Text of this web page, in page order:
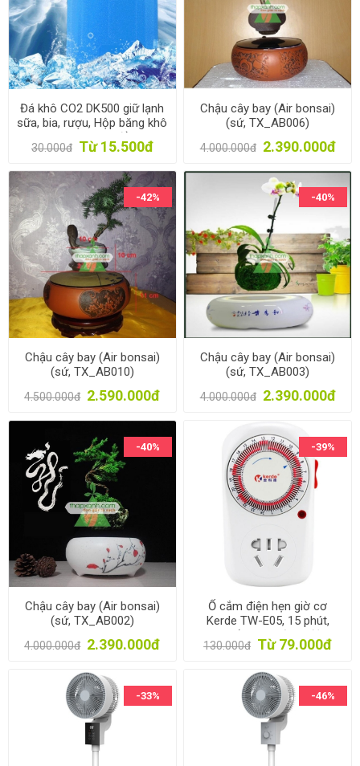
Đá khô CO2 DK500 giữ lạnh
sữa, bia, rượu, Hộp băng khô
dạng gel cho quạt điều hòa,
du lịch, phượt
30.000đ Từ 15.500đ
Chậu cây bay (Air bonsai)
(sứ, TX_AB006)
4.000.000đ 2.390.000đ
-42%
Chậu cây bay (Air bonsai)
(sứ, TX_AB010)
4.500.000đ 2.590.000đ
-40%
Chậu cây bay (Air bonsai)
(sứ, TX_AB003)
4.000.000đ 2.390.000đ
-40%
Chậu cây bay (Air bonsai)
(sứ, TX_AB002)
4.000.000đ 2.390.000đ
-39%
Ổ cắm điện hẹn giờ cơ
Kerde TW-E05, 15 phút,
Công tắc hẹn giờ tự động
15 phút, Ổ cắm cơ học
130.000đ Từ 79.000đ
-33% -46%